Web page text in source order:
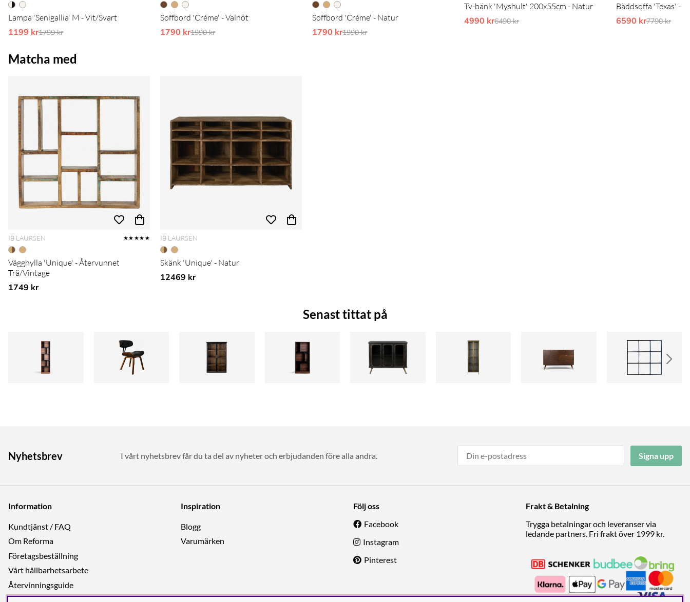
Lampa 'Senigallia' M - Vit/Svart
1199 krOrdinarie pris:
1799 kr
Soffbord 'Créme' - Valnöt
1790 krOrdinarie pris:
1990 kr
Soffbord 'Créme' - Natur
1790 krOrdinarie pris:
1990 kr
Tv-bänk 'Myshult' 200x55cm - Natur
4990 krOrdinarie pris:
6490 kr
Bäddsoffa 'Texas' -
6590 krOrdinarie
7790 kr
Matcha med
IB LAURSEN ★★★★★
Vägghylla 'Unique' - Återvunnet
Trä/Vintage
1749 kr
IB LAURSEN
Skänk 'Unique' - Natur
12469 kr
Senast tittat på
Nyhetsbrev I vårt nyhetsbrev får du ta del av nyheter och erbjudanden före alla andra. Signa upp
Information
Kundtjänst / FAQ
Om Reforma
Företagsbeställning
Vårt hållbarhetsarbete
Återvinningsguide
Integritetspolicy
Inspiration
Blogg
Varumärken
Följ oss
Facebook
Instagram
Pinterest
Frakt & Betalning
Trygga betalningar och leveranser via
ledande partners. Fri frakt över 1999 kr.